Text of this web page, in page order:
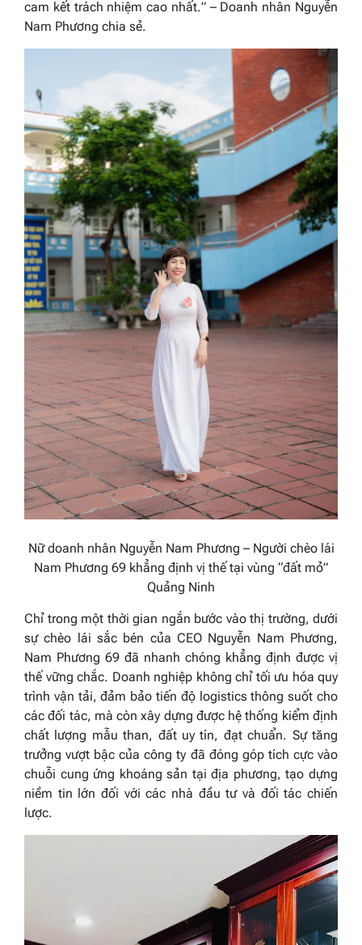
cam kết trách nhiệm cao nhất.” – Doanh nhân Nguyễn
Nam Phương chia sẻ.
Nữ doanh nhân Nguyễn Nam Phương – Người chèo lái
Nam Phương 69 khẳng định vị thế tại vùng “đất mỏ”
Quảng Ninh
Chỉ trong một thời gian ngắn bước vào thị trường, dưới
sự chèo lái sắc bén của CEO Nguyễn Nam Phương,
Nam Phương 69 đã nhanh chóng khẳng định được vị
thế vững chắc. Doanh nghiệp không chỉ tối ưu hóa quy
trình vận tải, đảm bảo tiến độ logistics thông suốt cho
các đối tác, mà còn xây dựng được hệ thống kiểm định
chất lượng mẫu than, đất uy tín, đạt chuẩn. Sự tăng
trưởng vượt bậc của công ty đã đóng góp tích cực vào
chuỗi cung ứng khoáng sản tại địa phương, tạo dựng
niềm tin lớn đối với các nhà đầu tư và đối tác chiến
lược.